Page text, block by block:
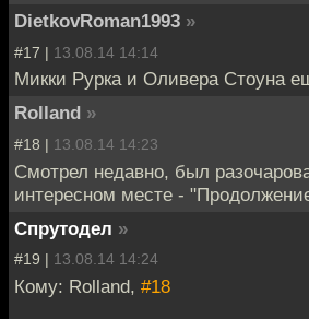
DietkovRoman1993 »
#17 | 13.08.14 14:14
Микки Рурка и Оливера Стоуна
Rolland »
#18 | 13.08.14 14:23
Смотрел недавно, был
интересном месте -
Спрутодел »
#19 | 13.08.14 14:24
Кому: Rolland, #18